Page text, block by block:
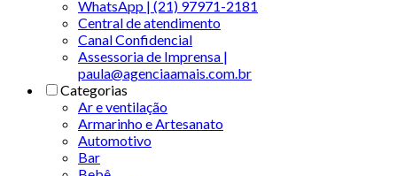
WhatsApp | (21) 97971-2181
Central de atendimento
Canal Confidencial
Assessoria de Imprensa |
paula@agenciaamais.com.br
Categorias
Ar e ventilação
Armarinho e Artesanato
Automotivo
Bar